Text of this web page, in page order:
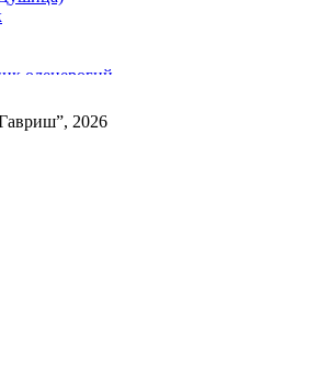
оленерогий
овощная
2026